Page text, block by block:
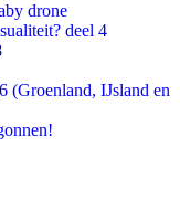
drone
deel 4
(Groenland, IJsland en